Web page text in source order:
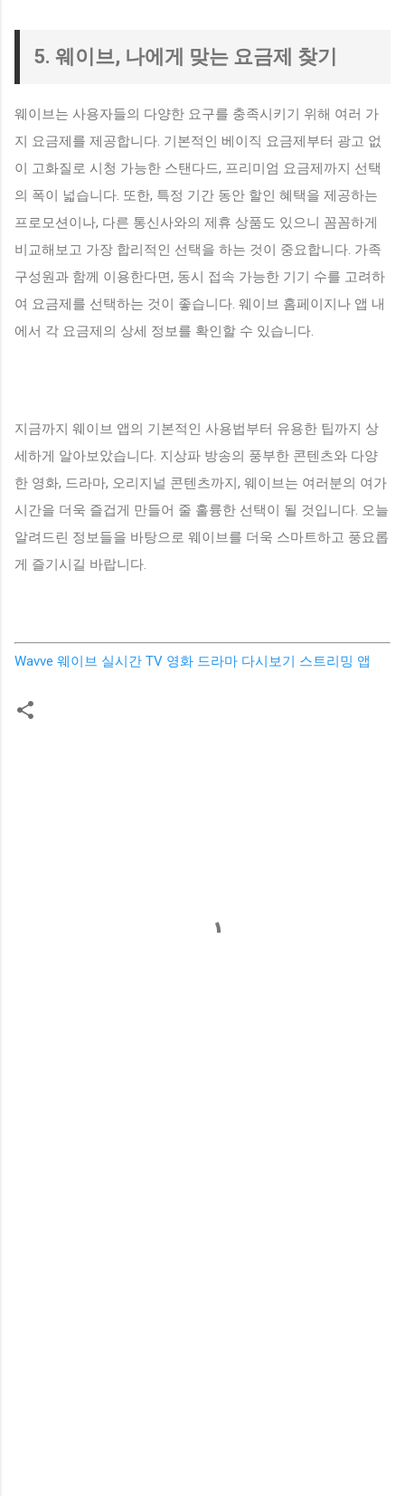
5. 웨이브, 나에게 맞는 요금제 찾기
웨이브는 사용자들의 다양한 요구를 충족시키기 위해 여러 가
지 요금제를 제공합니다. 기본적인 베이직 요금제부터 광고 없
이 고화질로 시청 가능한 스탠다드, 프리미엄 요금제까지 선택
의 폭이 넓습니다. 또한, 특정 기간 동안 할인 혜택을 제공하는
프로모션이나, 다른 통신사와의 제휴 상품도 있으니 꼼꼼하게
비교해보고 가장 합리적인 선택을 하는 것이 중요합니다. 가족
구성원과 함께 이용한다면, 동시 접속 가능한 기기 수를 고려하
여 요금제를 선택하는 것이 좋습니다. 웨이브 홈페이지나 앱 내
에서 각 요금제의 상세 정보를 확인할 수 있습니다.
지금까지 웨이브 앱의 기본적인 사용법부터 유용한 팁까지 상
세하게 알아보았습니다. 지상파 방송의 풍부한 콘텐츠와 다양
한 영화, 드라마, 오리지널 콘텐츠까지, 웨이브는 여러분의 여가
시간을 더욱 즐겁게 만들어 줄 훌륭한 선택이 될 것입니다. 오늘
알려드린 정보들을 바탕으로 웨이브를 더욱 스마트하고 풍요롭
게 즐기시길 바랍니다.
Wavve 웨이브 실시간 TV 영화 드라마 다시보기 스트리밍 앱